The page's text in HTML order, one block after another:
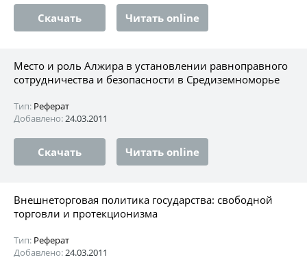
Скачать Читать online
Место и роль Алжира в установлении равноправного
сотрудничества и безопасности в Средиземноморье
Тип: Реферат
Добавлено:24.03.2011
Скачать Читать online
Внешнеторговая политика государства: свободной
торговли и протекционизма
Тип: Реферат
Добавлено:24.03.2011